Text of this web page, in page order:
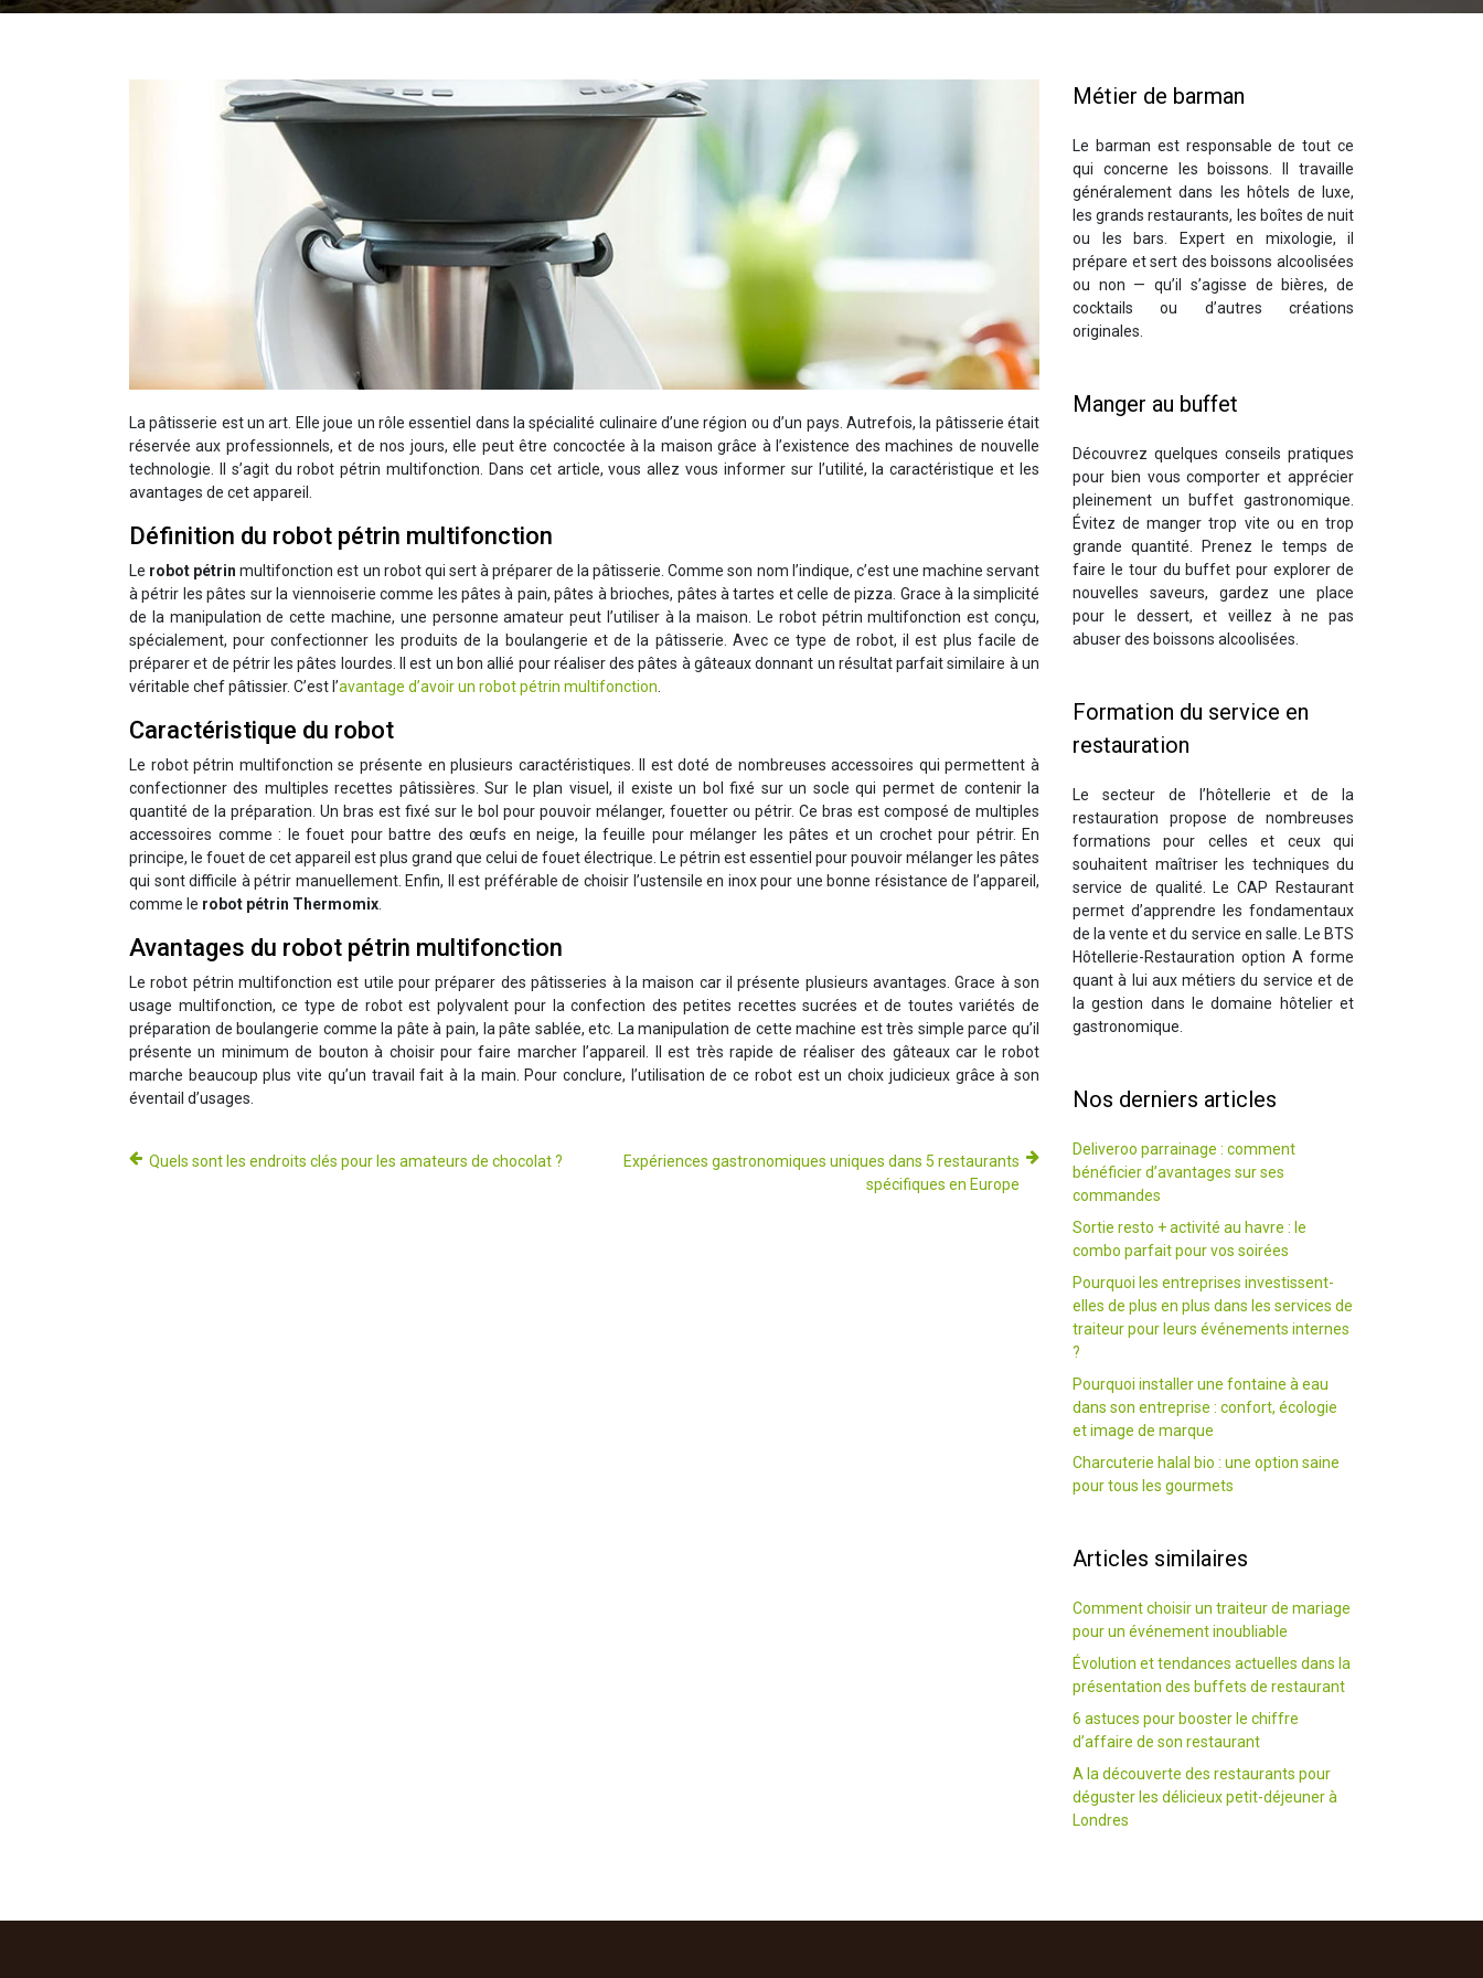
La pâtisserie est un art. Elle joue un rôle essentiel dans la spécialité culinaire d’une région ou d’un pays. Autrefois, la pâtisserie était
réservée aux professionnels, et de nos jours, elle peut être concoctée à la maison grâce à l’existence des machines de nouvelle
technologie. Il s’agit du robot pétrin multifonction. Dans cet article, vous allez vous informer sur l’utilité, la caractéristique et les
avantages de cet appareil.
Définition du robot pétrin multifonction
Le robot pétrin multifonction est un robot qui sert à préparer de la pâtisserie. Comme son nom l’indique, c’est une machine servant
à pétrir les pâtes sur la viennoiserie comme les pâtes à pain, pâtes à brioches, pâtes à tartes et celle de pizza. Grace à la simplicité
de la manipulation de cette machine, une personne amateur peut l’utiliser à la maison. Le robot pétrin multifonction est conçu,
spécialement, pour confectionner les produits de la boulangerie et de la pâtisserie. Avec ce type de robot, il est plus facile de
préparer et de pétrir les pâtes lourdes. Il est un bon allié pour réaliser des pâtes à gâteaux donnant un résultat parfait similaire à un
véritable chef pâtissier. C’est l’avantage d’avoir un robot pétrin multifonction.
Caractéristique du robot
Le robot pétrin multifonction se présente en plusieurs caractéristiques. Il est doté de nombreuses accessoires qui permettent à
confectionner des multiples recettes pâtissières. Sur le plan visuel, il existe un bol fixé sur un socle qui permet de contenir la
quantité de la préparation. Un bras est fixé sur le bol pour pouvoir mélanger, fouetter ou pétrir. Ce bras est composé de multiples
accessoires comme : le fouet pour battre des œufs en neige, la feuille pour mélanger les pâtes et un crochet pour pétrir. En
principe, le fouet de cet appareil est plus grand que celui de fouet électrique. Le pétrin est essentiel pour pouvoir mélanger les pâtes
qui sont difficile à pétrir manuellement. Enfin, Il est préférable de choisir l’ustensile en inox pour une bonne résistance de l’appareil,
comme le robot pétrin Thermomix.
Avantages du robot pétrin multifonction
Le robot pétrin multifonction est utile pour préparer des pâtisseries à la maison car il présente plusieurs avantages. Grace à son
usage multifonction, ce type de robot est polyvalent pour la confection des petites recettes sucrées et de toutes variétés de
préparation de boulangerie comme la pâte à pain, la pâte sablée, etc. La manipulation de cette machine est très simple parce qu’il
présente un minimum de bouton à choisir pour faire marcher l’appareil. Il est très rapide de réaliser des gâteaux car le robot
marche beaucoup plus vite qu’un travail fait à la main. Pour conclure, l’utilisation de ce robot est un choix judicieux grâce à son
éventail d’usages.
Quels sont les endroits clés pour les amateurs de chocolat ?
Expériences gastronomiques uniques dans 5 restaurants
spécifiques en Europe
Métier de barman
Le barman est responsable de tout ce
qui concerne les boissons. Il travaille
généralement dans les hôtels de luxe,
les grands restaurants, les boîtes de nuit
ou les bars. Expert en mixologie, il
prépare et sert des boissons alcoolisées
ou non — qu’il s’agisse de bières, de
cocktails ou d’autres créations
originales.
Manger au buffet
Découvrez quelques conseils pratiques
pour bien vous comporter et apprécier
pleinement un buffet gastronomique.
Évitez de manger trop vite ou en trop
grande quantité. Prenez le temps de
faire le tour du buffet pour explorer de
nouvelles saveurs, gardez une place
pour le dessert, et veillez à ne pas
abuser des boissons alcoolisées.
Formation du service en
restauration
Le secteur de l’hôtellerie et de la
restauration propose de nombreuses
formations pour celles et ceux qui
souhaitent maîtriser les techniques du
service de qualité. Le CAP Restaurant
permet d’apprendre les fondamentaux
de la vente et du service en salle. Le BTS
Hôtellerie-Restauration option A forme
quant à lui aux métiers du service et de
la gestion dans le domaine hôtelier et
gastronomique.
Nos derniers articles
Deliveroo parrainage : comment
bénéficier d’avantages sur ses
commandes
Sortie resto + activité au havre : le
combo parfait pour vos soirées
Pourquoi les entreprises investissent-
elles de plus en plus dans les services de
traiteur pour leurs événements internes
?
Pourquoi installer une fontaine à eau
dans son entreprise : confort, écologie
et image de marque
Charcuterie halal bio : une option saine
pour tous les gourmets
Articles similaires
Comment choisir un traiteur de mariage
pour un événement inoubliable
Évolution et tendances actuelles dans la
présentation des buffets de restaurant
6 astuces pour booster le chiffre
d’affaire de son restaurant
A la découverte des restaurants pour
déguster les délicieux petit-déjeuner à
Londres